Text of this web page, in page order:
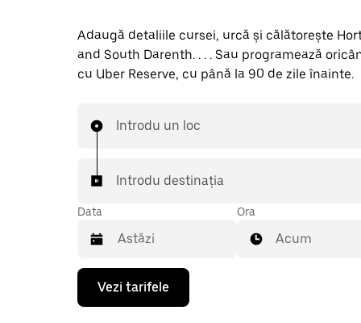
Adaugă detaliile cursei, urcă și călătorește
and South Darenth. . . . Sau programează
cu Uber Reserve, cu până la 90 de zile înainte.
Introdu un loc
Introdu destinația
Data
Pentru
deschide
Ora
Acum
Vezi tarifele